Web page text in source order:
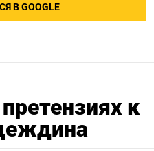
В GOOGLE
к